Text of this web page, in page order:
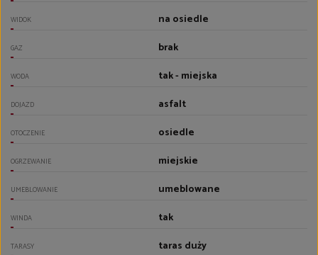
WIDOK na osiedle
GAZ brak
WODA tak - miejska
DOJAZD asfalt
OTOCZENIE osiedle
OGRZEWANIE miejskie
UMEBLOWANIE umeblowane
WINDA tak
TARASY taras duży